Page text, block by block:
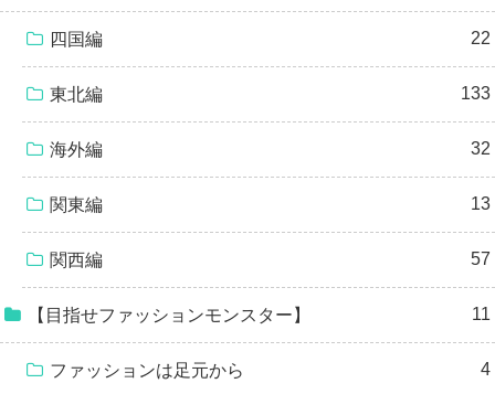
四国編 22
東北編 133
海外編 32
関東編 13
関西編 57
【目指せファッションモンスター】 11
ファッションは足元から 4